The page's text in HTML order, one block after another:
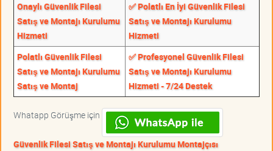
Onaylı Güvenlik Filesi
Satış ve Montajı Kurulumu
Hizmeti
✅ Polatlı En İyi Güvenlik Filesi
Satış ve Montajı Kurulumu
Hizmeti
Polatlı Güvenlik Filesi
Satış ve Montajı Kurulumu
Satış ve Montaj
✅ Profesyonel Güvenlik Filesi
Satış ve Montajı Kurulumu
Hizmeti - 7/24 Destek
Whatapp Görüşme için
Güvenlik Filesi Satış ve Montajı Kurulumu Montajçısı